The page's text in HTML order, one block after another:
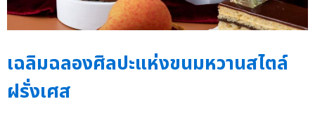
เฉลิมฉลองศิลปะแห่งขนมหวานสไตล์
ฝรั่งเศส